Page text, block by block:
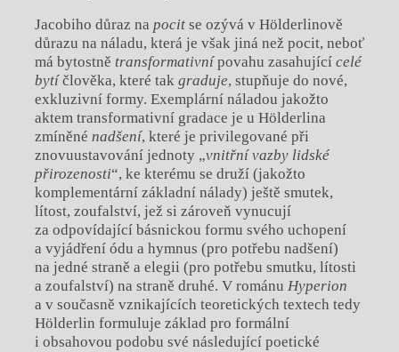
Jacobiho důraz na pocitse ozývá v Hölderlinově
důrazu na náladu, která je však jiná než pocit, neboť
má bytostně transformativnípovahu zasahující celé
bytíčlověka, které tak graduje, stupňuje do nové,
exkluzivní formy. Exemplární náladou jakožto
aktem transformativní gradace je u Hölderlina
zmíněné nadšení, které je privilegované při
znovuustavování jednoty „vnitřní vazby lidské
přirozenosti“, ke kterému se druží (jakožto
komplementární základní nálady) ještě smutek,
lítost, zoufalství, jež si zároveň vynucují
za odpovídající básnickou formu svého uchopení
a vyjádření ódu a hymnus (pro potřebu nadšení)
na jedné straně a elegii (pro potřebu smutku, lítosti
a zoufalství) na straně druhé. V románu Hyperion
a v současně vznikajících teoretických textech tedy
Hölderlin formuluje základ pro formální
i obsahovou podobu své následující poetické